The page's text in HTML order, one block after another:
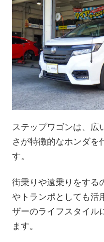
ステップワゴンは、広
さが特徴的なホンダを
す。
街乗りや遠乗りをする
やトランポとしても活
ザーのライフスタイル
ます。